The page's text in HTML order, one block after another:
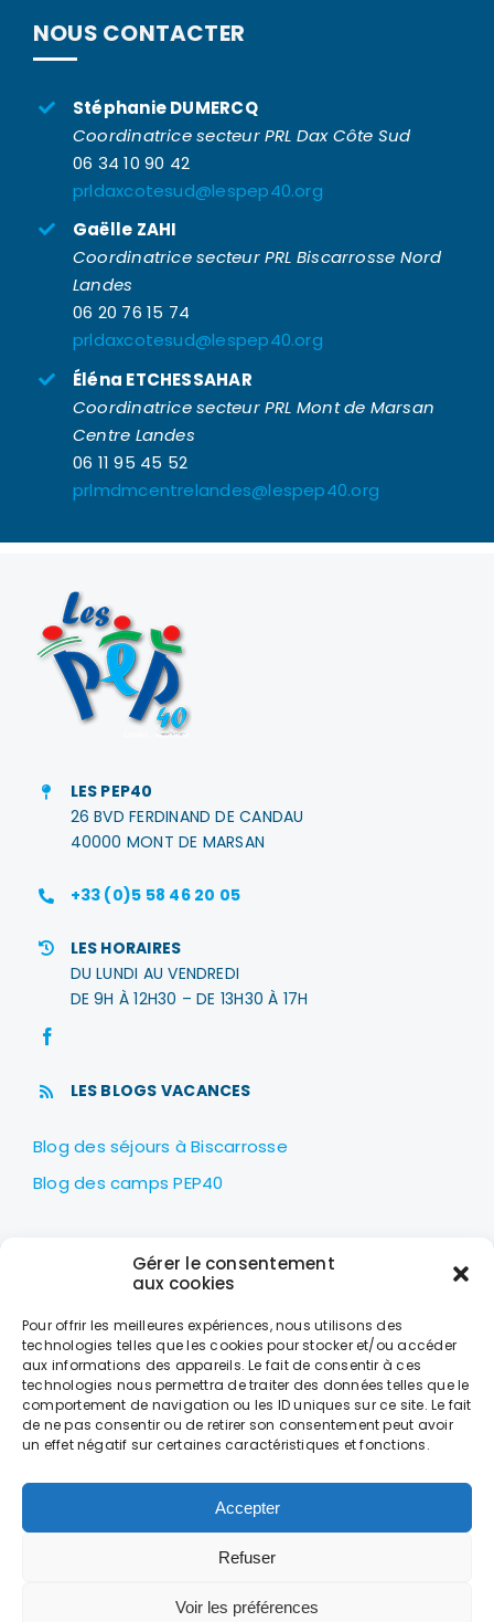
Gérer le consentement
aux cookies
Pour offrir les meilleures expériences, nous utilisons des
technologies telles que les cookies pour stocker et/ou accéder
aux informations des appareils. Le fait de consentir à ces
technologies nous permettra de traiter des données telles que le
comportement de navigation ou les ID uniques sur ce site. Le fait
de ne pas consentir ou de retirer son consentement peut avoir
un effet négatif sur certaines caractéristiques et fonctions.
Accepter
Refuser
Voir les préférences
NOUS CONTACTER
Stéphanie DUMERCQ
Coordinatrice secteur PRL Dax Côte Sud
06 34 10 90 42
prldaxcotesud@lespep40.org
Gaëlle ZAHI
Coordinatrice secteur PRL Biscarrosse Nord
Landes
06 20 76 15 74
prldaxcotesud@lespep40.org
Éléna ETCHESSAHAR
Coordinatrice secteur PRL Mont de Marsan
Centre Landes
06 11 95 45 52
prlmdmcentrelandes@lespep40.org
LES PEP40
26 BVD FERDINAND DE CANDAU
40000 MONT DE MARSAN
+33 (0)5 58 46 20 05
LES HORAIRES
DU LUNDI AU VENDREDI
DE 9H À 12H30 – DE 13H30 À 17H
LES BLOGS VACANCES
Blog des séjours à Biscarrosse
Blog des camps PEP40
LES PEP40
Centre nautique Jean Udaquiola
40600 BISCARROSSE
+33 (0)5 58 78 10 47
LES HORAIRES
DE 9H À 18H
MENTIONS LÉGALES
CONDITIONS GÉNÉRALES DE VENTE